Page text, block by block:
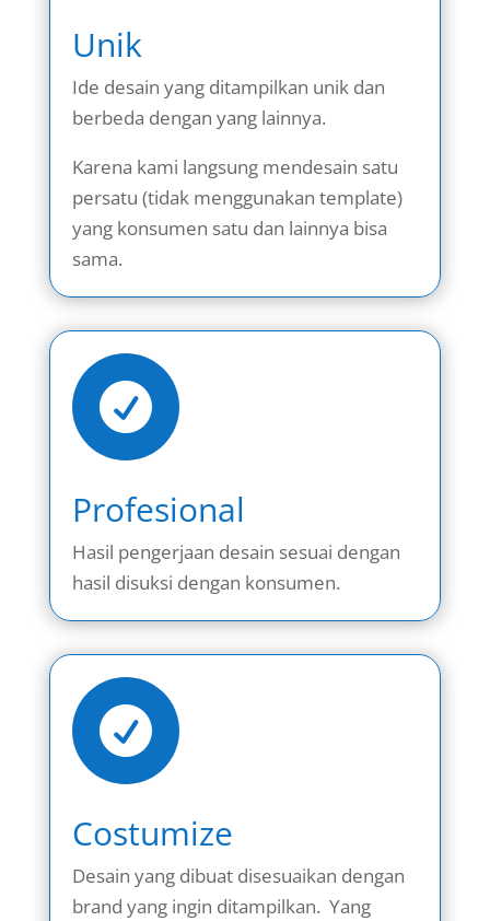
Unik
Ide desain yang ditampilkan unik dan
berbeda dengan yang lainnya.
Karena kami langsung mendesain satu
persatu (tidak menggunakan template)
yang konsumen satu dan lainnya bisa
sama.

Profesional
Hasil pengerjaan desain sesuai dengan
hasil disuksi dengan konsumen.

Costumize
Desain yang dibuat disesuaikan dengan
brand yang ingin ditampilkan. Yang